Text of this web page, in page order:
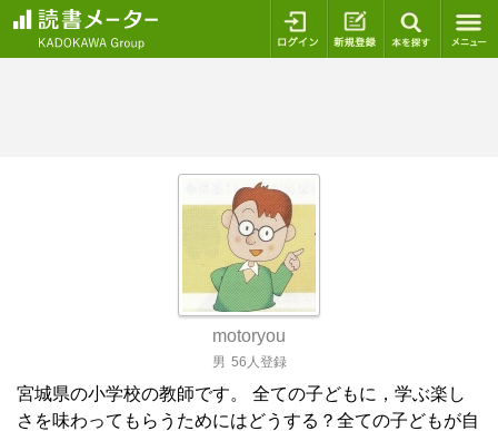
ログイン 新規登録
motoryou
男 56人登録
宮城県の小学校の教師です。 全ての子どもに，学ぶ楽し
さを味わってもらうためにはどうする？全ての子どもが自